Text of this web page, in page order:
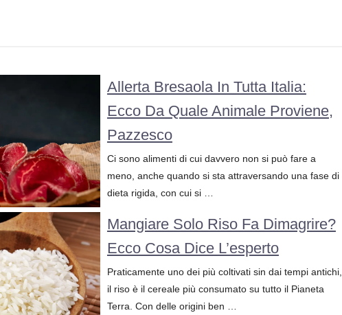
Allerta Bresaola In Tutta Italia:
Ecco Da Quale Animale Proviene,
Pazzesco
Ci sono alimenti di cui davvero non si può fare a
meno, anche quando si sta attraversando una fase di
dieta rigida, con cui si …
Mangiare Solo Riso Fa Dimagrire?
Ecco Cosa Dice L’esperto
Praticamente uno dei più coltivati sin dai tempi antichi,
il riso è il cereale più consumato su tutto il Pianeta
Terra. Con delle origini ben …